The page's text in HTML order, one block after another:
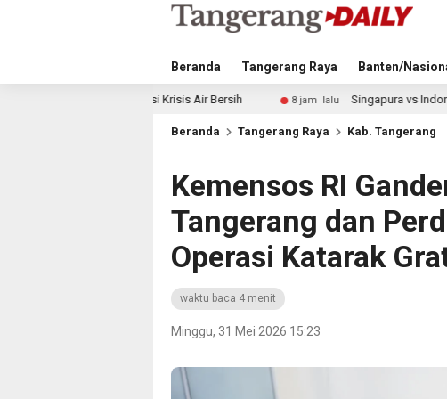
Beranda Tangerang Raya Banten/
8 jam lalu Singapura vs Indonesia: Duel Ilhan
Beranda Tangerang Raya Kab. Tangerang
Kemensos RI
Tangerang dan
Operasi Katarak
waktu baca 4 menit
Minggu, 31 Mei 2026 15:23